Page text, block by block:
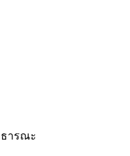
ธารณะ